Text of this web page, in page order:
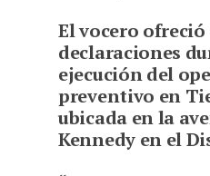
El vocero ofreció
declaraciones
ejecución del
preventivo en
ubicada en la
Kennedy en el